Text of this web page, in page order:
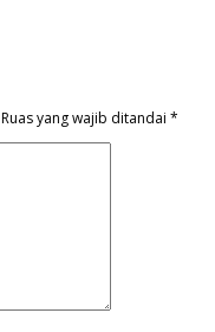
Ruas yang wajib ditandai *